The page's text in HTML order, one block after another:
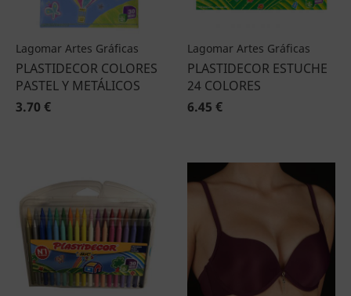
Lagomar Artes Gráficas
PLASTIDECOR COLORES
PASTEL Y METÁLICOS
3.70 €
Lagomar Artes Gráficas
PLASTIDECOR ESTUCHE
24 COLORES
6.45 €